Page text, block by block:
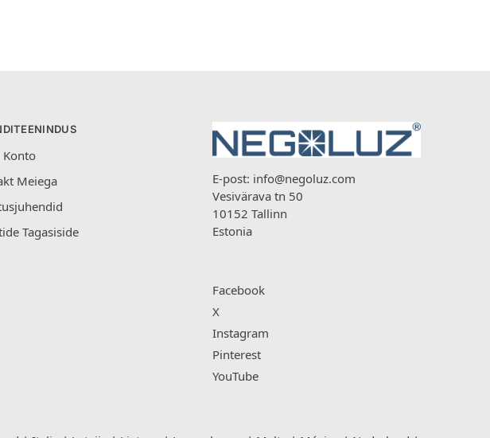
Meiega
Tagasiside
E-post: info@negoluz.com
Vesivärava tn 50
10152 Tallinn
Estonia
Facebook
X
Instagram
Pinterest
YouTube